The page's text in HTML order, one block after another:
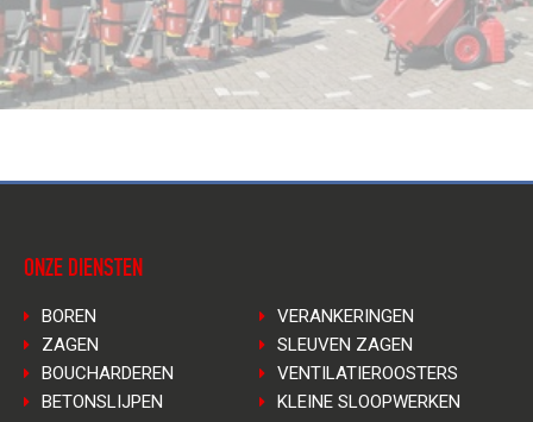
ONZE DIENSTEN
BOREN
ZAGEN
BOUCHARDEREN
BETONSLIJPEN
VERANKERINGEN
SLEUVEN ZAGEN
VENTILATIEROOSTERS
KLEINE SLOOPWERKEN